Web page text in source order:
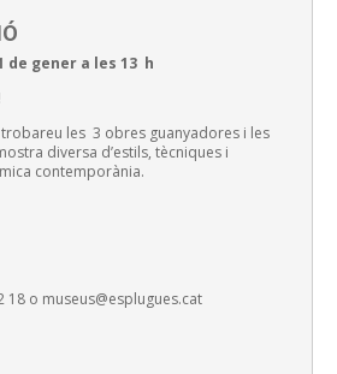
de gener a les 13 h
trobareu les 3 obres guanyadores i les
diversa d’estils, tècniques i
contemporània.
18 o museus@esplugues.cat